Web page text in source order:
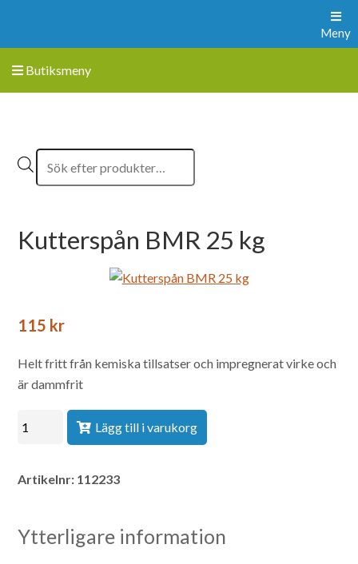
Meny
Butiksmeny
Kutterspån BMR 25 kg
115 kr
Helt fritt från kemiska tillsatser och impregnerat virke och
är dammfrit
Lägg till i varukorg
Artikelnr: 112233
Ytterligare information